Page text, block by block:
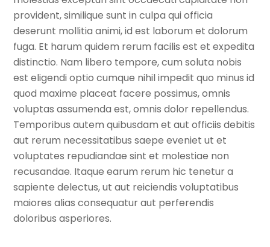
provident, similique sunt in culpa qui officia
deserunt mollitia animi, id est laborum et dolorum
fuga. Et harum quidem rerum facilis est et expedita
distinctio. Nam libero tempore, cum soluta nobis
est eligendi optio cumque nihil impedit quo minus id
quod maxime placeat facere possimus, omnis
voluptas assumenda est, omnis dolor repellendus.
Temporibus autem quibusdam et aut officiis debitis
aut rerum necessitatibus saepe eveniet ut et
voluptates repudiandae sint et molestiae non
recusandae. Itaque earum rerum hic tenetur a
sapiente delectus, ut aut reiciendis voluptatibus
maiores alias consequatur aut perferendis
doloribus asperiores.